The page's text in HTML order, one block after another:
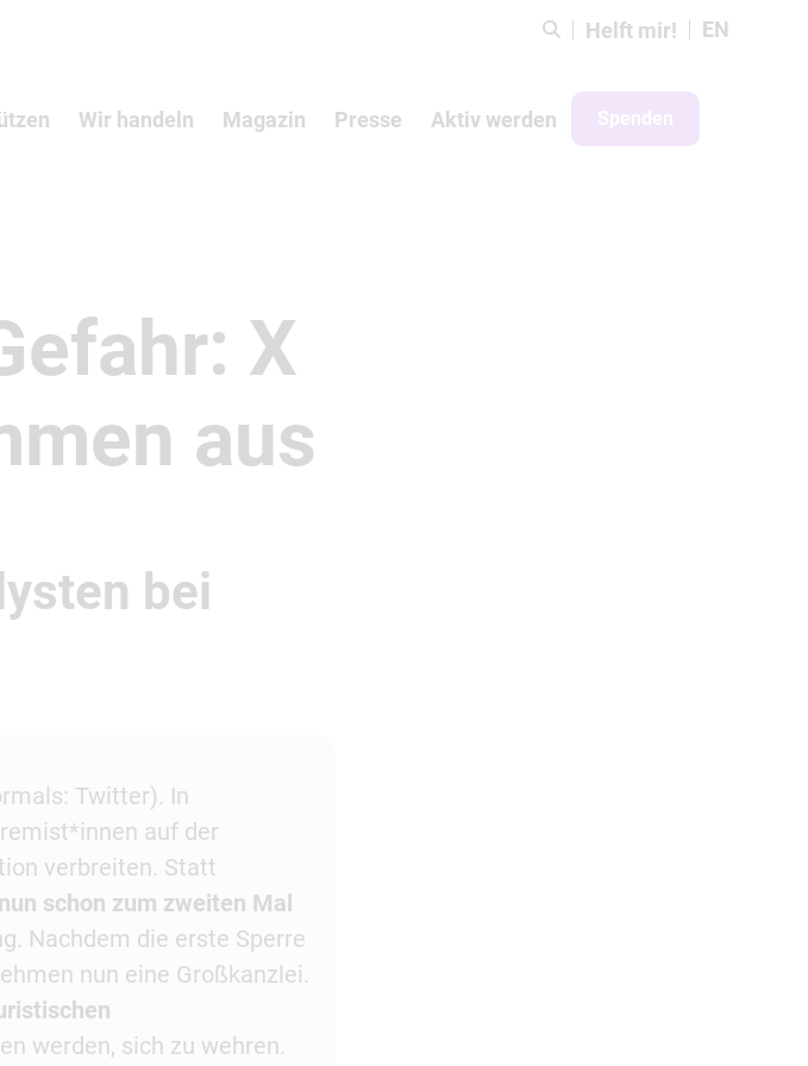
Helft mir! EN
Wir handeln Magazin Presse Aktiv werden Spenden
X
aus
bei
Twitter). In
auf der
verbreiten. Statt
schon zum zweiten Mal
Nachdem die erste Sperre
nun eine Großkanzlei.
werden, sich zu wehren.